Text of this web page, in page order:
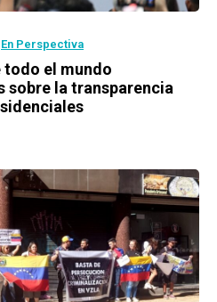
En Perspectiva
todo el mundo
sobre la transparencia